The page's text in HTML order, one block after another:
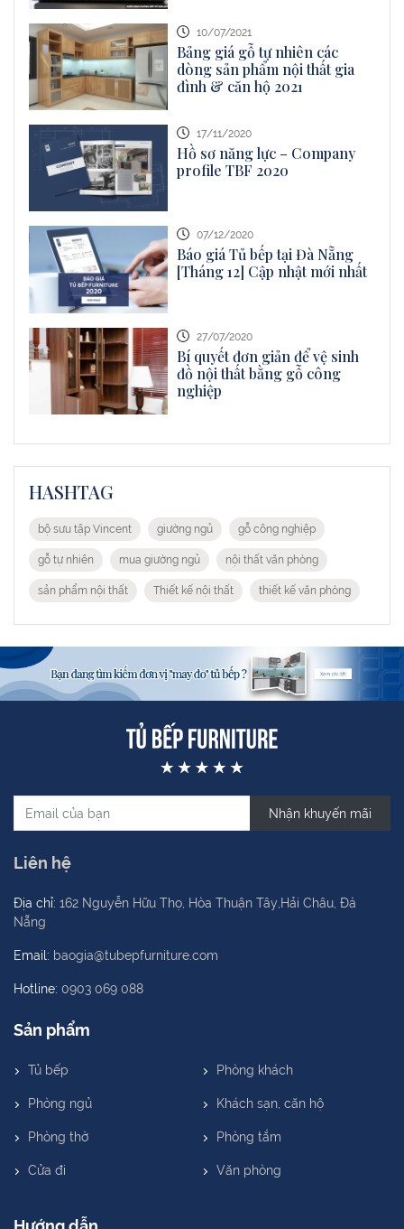
10/07/2021
Bảng giá gỗ tự nhiên các
dòng sản phẩm nội thất gia
đình & căn hộ 2021
17/11/2020
Hồ sơ năng lực – Company
profile TBF 2020
07/12/2020
Báo giá Tủ bếp tại Đà Nẵng
[Tháng 12] Cập nhật mới nhất
27/07/2020
Bí quyết đơn giản để vệ sinh
đồ nội thất bằng gỗ công
nghiệp
HASHTAG
bộ sưu tập Vincent giường ngủ
gỗ công nghiệp
gỗ tự nhiên
mua giường ngủ
nội thất văn phòng
sản phẩm nội thất
Thiết kế nội thất thiết kế văn phòng
Nhận khuyến mãi
Liên hệ
Địa chỉ: 162 Nguyễn Hữu Thọ, Hòa Thuận Tây,Hải Châu, Đà
Nẵng
Email: baogia@tubepfurniture.com
Hotline: 0903 069 088
Sản phẩm
Tủ bếp
Phòng khách
Phòng ngủ
Khách sạn, căn hộ
Phòng thờ
Phòng tắm
Cửa đi
Văn phòng